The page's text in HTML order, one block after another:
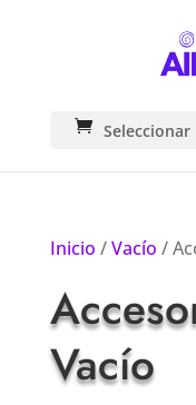
Seleccionar
Inicio /Vacío /
Vacío